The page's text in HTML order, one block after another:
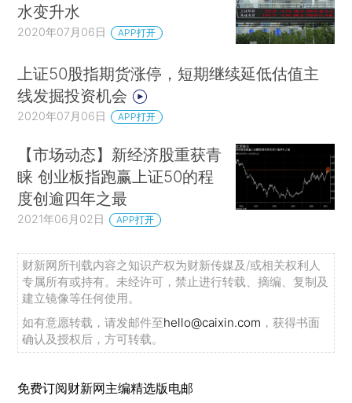
水变升水
2020年07月06日 APP打开
上证50股指期货涨停，短期继续延低估值主
线发掘投资机会
2020年07月06日 APP打开
【市场动态】新经济股重获青
睐 创业板指跑赢上证50的程
度创逾四年之最
2021年06月02日 APP打开
财新网所刊载内容之知识产权为财新传媒及/或相关权利人
专属所有或持有。未经许可，禁止进行转载、摘编、复制及
建立镜像等任何使用。
如有意愿转载，请发邮件至hello@caixin.com ，获得书面
确认及授权后，方可转载。
免费订阅财新网主编精选版电邮